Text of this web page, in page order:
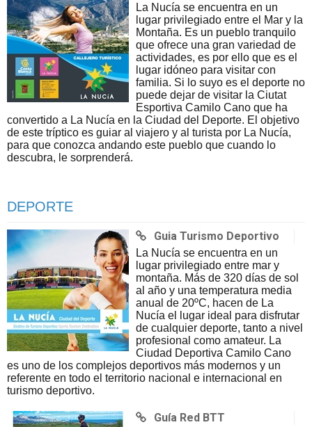
La Nucía se encuentra en un
lugar privilegiado entre el Mar y la
Montaña. Es un pueblo tranquilo
que ofrece una gran variedad de
actividades, es por ello que es el
lugar idóneo para visitar con
familia. Si lo suyo es el deporte no
puede dejar de visitar la Ciutat
Esportiva Camilo Cano que ha
convertido a La Nucía en la Ciudad del Deporte. El objetivo
de este tríptico es guiar al viajero y al turista por La Nucía,
para que conozca andando este pueblo que cuando lo
descubra, le sorprenderá.
DEPORTE
Guia Turismo Deportivo
La Nucía se encuentra en un
lugar privilegiado entre mar y
montaña. Más de 320 días de sol
al año y una temperatura media
anual de 20ºC, hacen de La
Nucía el lugar ideal para disfrutar
de cualquier deporte, tanto a nivel
profesional como amateur. La
Ciudad Deportiva Camilo Cano
es uno de los complejos deportivos más modernos y un
referente en todo el territorio nacional e internacional en
turismo deportivo.
Guía Red BTT